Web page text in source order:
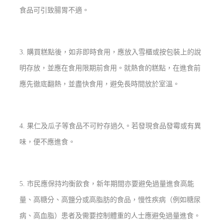
食品可引致腸胃不適。
3. 購買糕點後，如非即時食用，應放入雪櫃或按包裝上的說
明存放，並應在食用限期前食用。就熱食的糕點，在進食前
應先徹底翻熱，並盡快食用，避免長時間放於室溫。
4. 果仁及瓜子等食品不可貯存過久。若發現食品發霉或有異
味，便不應進食。
5.市民應保持均衡飲食，新年期間亦要避免過量進食高能
量、高糖分、高鹽分或高脂肪的食品，慢性疾病（例如糖尿
病、高血脂）患者及需要控制體重的人士應避免過量進食。